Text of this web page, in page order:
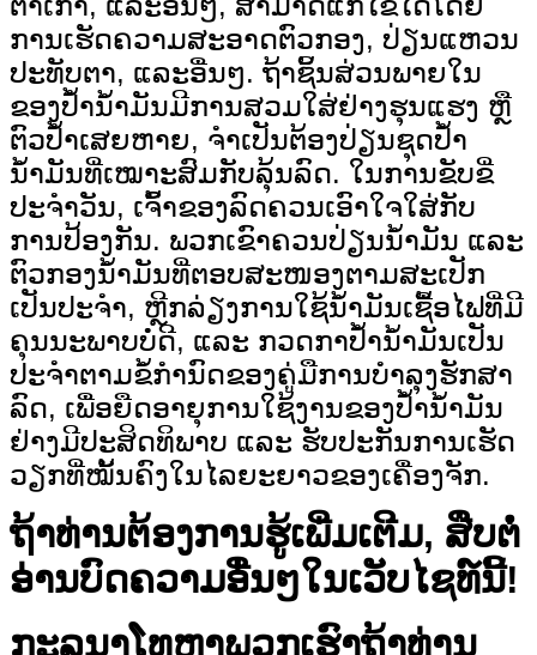
ການເຮັດຄວາມສະອາດຕົວກອງ, ປ່ຽນແຫວນ
ປະທັບຕາ, ແລະອື່ນໆ. ຖ້າຊິ້ນສ່ວນພາຍໃນ
ຂອງປໍ້ານໍ້າມັນມີການສວມໃສ່ຢ່າງຮຸນແຮງ ຫຼື
ຕົວປໍ້າເສຍຫາຍ, ຈຳເປັນຕ້ອງປ່ຽນຊຸດປໍ້າ
ນໍ້າມັນທີ່ເໝາະສົມກັບລຸ້ນລົດ. ໃນການຂັບຂີ່
ປະຈຳວັນ, ເຈົ້າຂອງລົດຄວນເອົາໃຈໃສ່ກັບ
ການປ້ອງກັນ. ພວກເຂົາຄວນປ່ຽນນໍ້າມັນ ແລະ
ຕົວກອງນໍ້າມັນທີ່ຕອບສະໜອງຕາມສະເປັກ
ເປັນປະຈຳ, ຫຼີກລ່ຽງການໃຊ້ນໍ້າມັນເຊື້ອໄຟທີ່ມີ
ຄຸນນະພາບບໍ່ດີ, ແລະ ກວດກາປໍ້ານໍ້າມັນເປັນ
ປະຈຳຕາມຂໍ້ກຳນົດຂອງຄູ່ມືການບຳລຸງຮັກສາ
ລົດ, ເພື່ອຍືດອາຍຸການໃຊ້ງານຂອງປໍ້ານໍ້າມັນ
ຢ່າງມີປະສິດທິພາບ ແລະ ຮັບປະກັນການເຮັດ
ວຽກທີ່ໝັ້ນຄົງໃນໄລຍະຍາວຂອງເຄື່ອງຈັກ.
ຖ້າທ່ານຕ້ອງການຮູ້ເພີ່ມເຕີມ, ສືບຕໍ່
ອ່ານບົດຄວາມອື່ນໆໃນເວັບໄຊທ໌ນີ້!
ກະລຸນາໂທຫາພວກເຮົາຖ້າທ່ານ